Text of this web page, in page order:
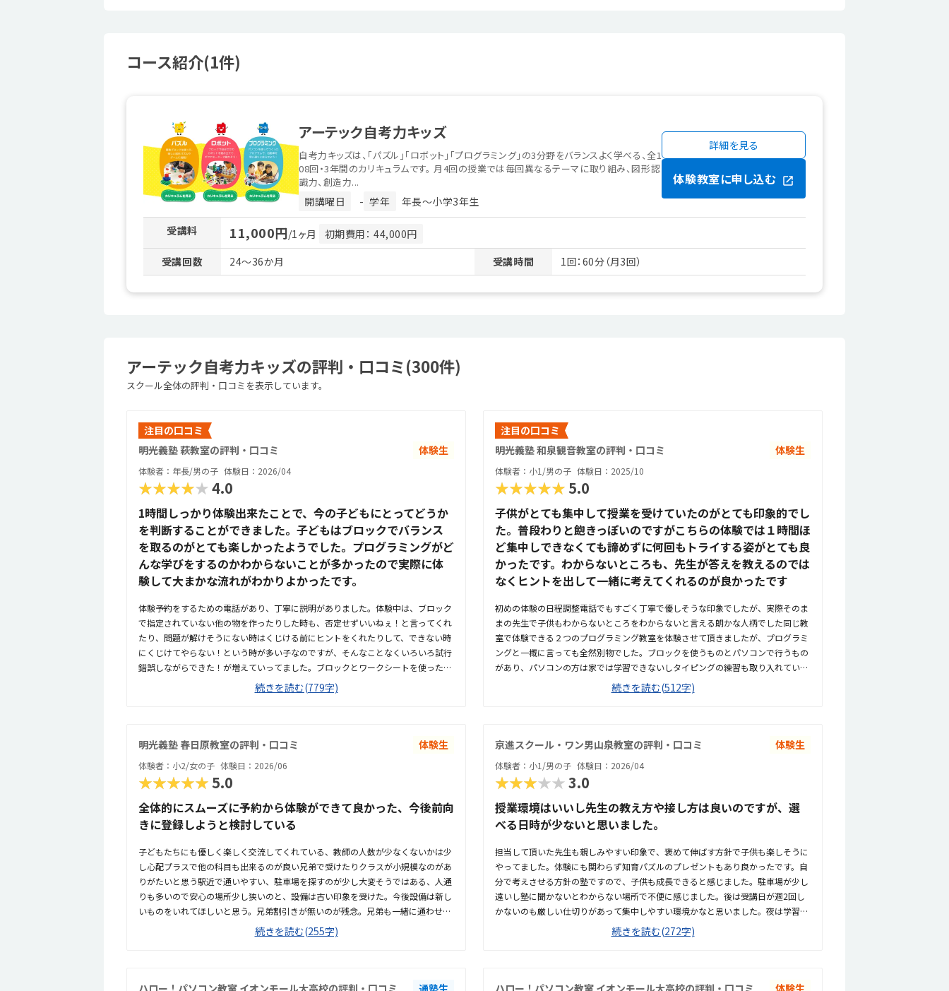
コース紹介(1件)
アーテック自考力キッズ
自考力キッズは、「パズル」「ロボット」「プログラミング」の3分野をバランスよく学べる、全1
08回・3年間のカリキュラムです。 月4回の授業では毎回異なるテーマに取り組み、図形認
識力、創造力...
開講曜日 - 学年 年長〜小学3年生
詳細を見る
体験教室に申し込む
受講料 11,000円/1ヶ月
初期費用： 44,000円
受講回数
24～36か月 受講時間 1回：60分（月3回）
アーテック自考力キッズの評判・口コミ(300件)
スクール全体の評判・口コミを表示しています。
注目の口コミ
明光義塾 萩教室の評判・口コミ
体験生
体験者：年長/男の子 体験日：2026/04
★★★★★4.0
1時間しっかり体験出来たことで、今の子どもにとってどうか
を判断することができました。子どもはブロックでバランス
を取るのがとても楽しかったようでした。プログラミングがど
んな学びをするのかわからないことが多かったので実際に体
験して大まかな流れがわかりよかったです。
体験予約をするための電話があり、丁寧に説明がありました。体験中は、ブロック
で指定されていない他の物を作ったりした時も、否定せずいいねぇ！と言ってくれ
たり、問題が解けそうにない時はくじける前にヒントをくれたりして、できない時
にくじけてやらない！という時が多い子なのですが、そんなことなくいろいろ試行
錯誤しながらできた！が増えていってました。ブロックとワークシートを使った教
材は、子どもの興味関心が高く30分以上集中してやっていました。鉛筆を持って考
えるじゃなく指先で実際に動かして考えるは、活発的な年長男子にはハマっていた
の機微な動かし方が難しく飽きてました。教材自体は、プログラミングした通りに
は運転が上手ではないので何度も切りかえしながら停めました。駐輪場もありまし
た。交差点付近に立地しており、比較的車も多いところです。建物の2階で、明る
い雰囲気でした。チャイムもなっていて塾という感じでした。年長から通うには早
いかなという雰囲気ではあります。机や椅子はたくさんあり仕切りなどもありまし
た。プログラミング教室が他にないので比較できないのですが、教材費が結構かか
るなという印象でした。他の習い事と比べても、3000〜5000円程高いです。年長
での習い事としては高いかなぁという印象です。ブロック教材が子どもにハマる物
でとても集中してできていました。これはどうだろう？これは？と試行錯誤しなが
らやっていたので親としても楽しそうで嬉しかったです。また体験したブロックを
頂けたので子どもは大喜びで帰りの車で早速いろいろな物を作っていました。
続きを読む(779字)
注目の口コミ
明光義塾 和泉観音教室の評判・口コミ
体験生
体験者：小1/男の子 体験日：2025/10
★★★★★5.0
子供がとても集中して授業を受けていたのがとても印象的でし
た。普段わりと飽きっぽいのですがこちらの体験では１時間ほ
ど集中しできなくても諦めずに何回もトライする姿がとても良
かったです。わからないところも、先生が答えを教えるのでは
なくヒントを出して一緒に考えてくれるのが良かったです
初めの体験の日程調整電話でもすごく丁寧で優しそうな印象でしたが、実際そのま
まの先生で子供もわからないところをわからないと言える朗かな人柄でした同じ教
室で体験できる２つのプログラミング教室を体験させて頂きましたが、プログラミ
ングと一概に言っても全然別物でした。ブロックを使うものとパソコンで行うもの
があり、パソコンの方は家では学習できないしタイピングの練習も取り入れていた
のでイイなと思いました家から近いのでとても通いやすいし、駐車場も教室の真下
にあるので雨の日でも心配いりません。ただ前面の道路が夕方にかけて混むのでそ
プログラミング教室の割にはお安い方だとは思いますが、他の身体を動かす系の習
きやすい印象でした。またわからないところはすぐに先生に聞ける環境がありよか
ったです。パソコンを使う機会が全くないのでパソコンを触るだけで子供は嬉しそ
うでした。その嬉しいが将来の何かにつながればいいなと思います。
続きを読む(512字)
明光義塾 春日原教室の評判・口コミ 体験生
体験者：小2/女の子 体験日：2026/06
★★★★★5.0
全体的にスムーズに予約から体験ができて良かった、今後前向
きに登録しようと検討している
子どもたちにも優しく楽しく交流してくれている、教師の人数が少なくないかは少
し心配プラスで他の科目も出来るのが良い兄弟で受けたりクラスが小規模なのがあ
りがたいと思う駅近で通いやすい、駐車場を探すのが少し大変そうではある、人通
りも多いので安心の場所少し狭いのと、設備は古い印象を受けた。今後設備は新し
いものをいれてほしいと思う。兄弟割引きが無いのが残念。兄弟も一緒に通わせる
と親ともしても楽なので、兄弟プランを入れてほしい他の先生の紹介もあれば良い
担当の先生もありがたいが、英語の先生や他の先生も紹介があってほしい
続きを読む(255字)
京進スクール・ワン男山泉教室の評判・口コミ 体験生
体験者：小1/男の子 体験日：2026/04
★★★★★3.0
授業環境はいいし先生の教え方や接し方は良いのですが、選
べる日時が少ないと思いました。
担当して頂いた先生も親しみやすい印象で、褒めて伸ばす方針で子供も楽しそうに
やってました。体験にも関わらず知育パズルのプレゼントもあり良かったです。自
分で考えさせる方針の塾ですので、子供も成長できると感じました。駐車場が少し
遠いし塾に聞かないとわからない場所で不便に感じました。後は受講日が週2回し
かないのも厳しい仕切りがあって集中しやすい環境かなと思いました。夜は学習塾
なので先生の教え方もうまいと思いました。仕方ないとは思いますが、教材費が高
いなと思いました。授業料込みで12分割できたらいいなと思いました。体験のパズ
続きを読む(272字)
ハロー！パソコン教室 イオンモール大高校の評判・口コミ 通塾生 ハロー！パソコン教室 イオンモール大高校の評判・口コミ 体験生